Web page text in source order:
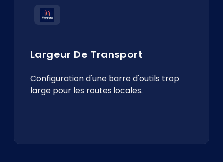
Largeur De Transport
Configuration d'une barre d'outils trop
large pour les routes locales.